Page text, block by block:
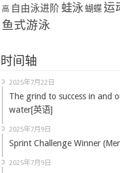
高 自由泳进阶 蛙泳蝴蝶运
鱼式游泳
时间轴
2025年7月22日
The grind to success in and
water[英语]
2025年7月9日
Sprint Challenge Winner
2025年7月9日